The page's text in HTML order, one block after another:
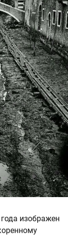
изображен